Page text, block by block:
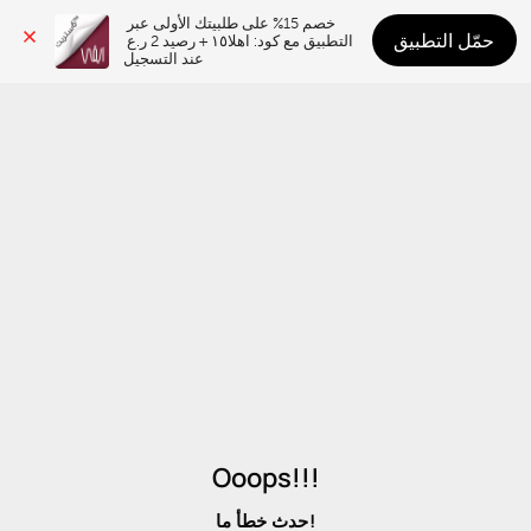
عند التسجيل
حمّل التطبيق
Ooops!!!
حدث خطأ ما!